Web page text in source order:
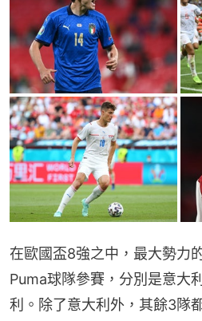
在歐國盃8強之中，最大勢力
Puma球隊參賽，分別是意大
利。除了意大利外，其餘3隊